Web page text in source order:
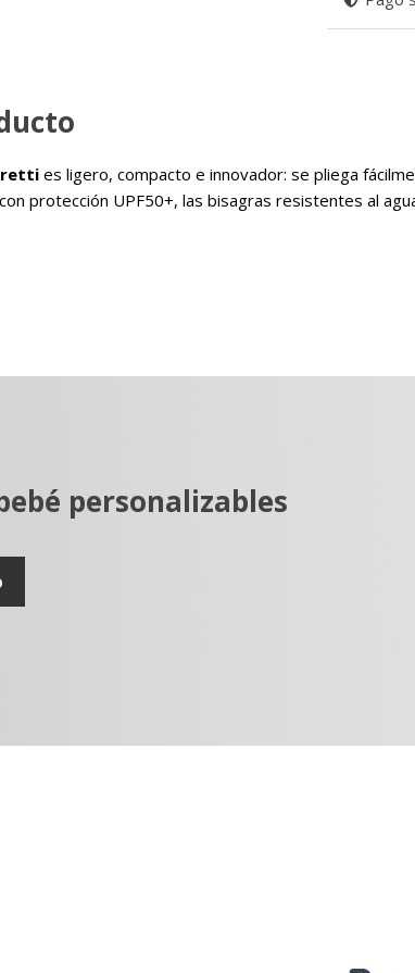
es ligero, compacto e innovador: se pliega
protección UPF50+, las bisagras resistentes al
personalizables